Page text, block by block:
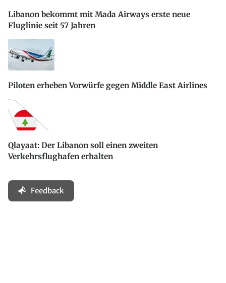
Libanon bekommt mit Mada Airways erste neue
Fluglinie seit 57 Jahren
Piloten erheben Vorwürfe gegen Middle East Airlines
Qlayaat: Der Libanon soll einen zweiten
Verkehrsflughafen erhalten
Feedback